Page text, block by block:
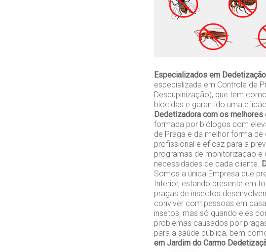
Especializados em
especializada em Controle de
Descupinização), que tem
biocidas e garantido uma
Dedetizadora com os
formada por biólogos com
de Praga e da melhor forma
profissional e eficaz para a
programas de monitorização
necessidades de cada cliente.
Somos a única Empresa que
Interior, estando presente em
pragas de insectos
conviver com pessoas em
insetos, mas só quando eles
problemas causados por
para a saúde pública, bem
em Jardim do Carmo